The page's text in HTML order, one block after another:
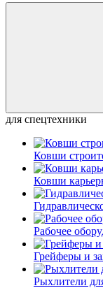
для спецтехники
Ковши
Ковши
Рабочее
Грейферы и
Рыхлители